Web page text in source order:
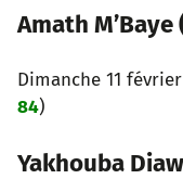
Amath
Dimanche 11
84)
Yakhouba